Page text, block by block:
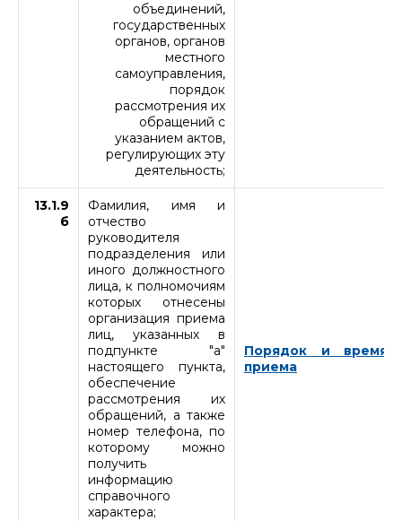
объединений,
государственных
органов, органов
местного
самоуправления,
порядок
рассмотрения их
обращений с
указанием актов,
регулирующих эту
деятельность;
13.1.9
б
Фамилия, имя и
отчество
руководителя
подразделения или
иного должностного
лица, к полномочиям
которых отнесены
организация приема
лиц, указанных в
подпункте "а"
настоящего пункта,
обеспечение
рассмотрения их
обращений, а также
номер телефона, по
которому можно
получить
информацию
справочного
характера;
Порядок и время
приема